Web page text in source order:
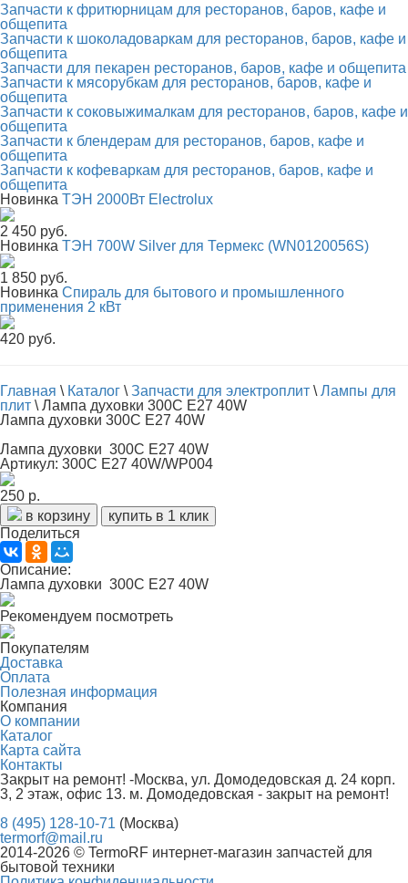
Запчасти к фритюрницам для ресторанов, баров, кафе и
общепита
Запчасти к шоколадоваркам для ресторанов, баров, кафе и
общепита
Запчасти для пекарен ресторанов, баров, кафе и общепита
Запчасти к мясорубкам для ресторанов, баров, кафе и
общепита
Запчасти к соковыжималкам для ресторанов, баров, кафе и
общепита
Запчасти к блендерам для ресторанов, баров, кафе и
общепита
Запчасти к кофеваркам для ресторанов, баров, кафе и
общепита
Новинка ТЭН 2000Вт Electrolux
2 450 руб.
Новинка ТЭН 700W Silver для Термекс (WN0120056S)
1 850 руб.
Новинка Спираль для бытового и промышленного
применения 2 кВт
420 руб.
Главная \ Каталог \ Запчасти для электроплит \ Лампы для
плит \ Лампа духовки 300С E27 40W
Лампа духовки 300С E27 40W
Лампа духовки 300С E27 40W
Артикул: 300С E27 40W/WP004
250 р.
в корзину
купить в 1 клик
Поделиться
Описание:
Лампа духовки 300С E27 40W
Рекомендуем посмотреть
Покупателям
Доставка
Оплата
Полезная информация
Компания
О компании
Каталог
Карта сайта
Контакты
Закрыт на ремонт! -Москва, ул. Домодедовская д. 24 корп.
3, 2 этаж, офис 13. м. Домодедовская - закрыт на ремонт!
8 (495) 128-10-71 (Москва)
termorf@mail.ru
2014-2026 © TermoRF интернет-магазин запчастей для
бытовой техники